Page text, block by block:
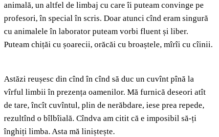
animală, un altfel de limbaj cu care îi puteam convinge pe
profesori, în special în scris. Doar atunci cînd eram singură
cu animalele în laborator puteam vorbi fluent și liber.
Puteam chițăi cu șoarecii, orăcăi cu broaștele, mîrîi cu cîinii.
Astăzi reușesc din cînd în cînd să duc un cuvînt pînă la
vîrful limbii în prezența oamenilor. Mă furnică deseori atît
de tare, încît cuvîntul, plin de nerăbdare, iese prea repede,
rezultînd o bîlbîială. Cîndva am citit că e imposibil să-ți
înghiți limba. Asta mă liniștește.